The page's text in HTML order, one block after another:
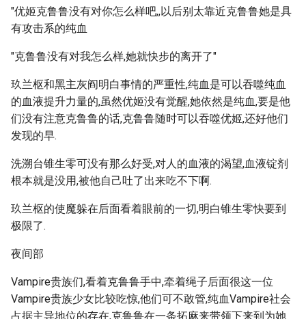
"优姬克鲁鲁没有对你怎么样吧,,以后别太靠近克鲁鲁她是具
有攻击系的纯血
"克鲁鲁没有对我怎么样,她就快步的离开了"
玖兰枢和黑主灰阎明白事情的严重性,纯血是可以吞噬纯血
的血液提升力量的,虽然优姬没有觉醒,她依然是纯血,要是他
们没有注意克鲁鲁的话,克鲁鲁随时可以吞噬优姬,还好他们
发现的早.
洗溯台锥生零可没有那么好受,对人的血液的渴望,血液锭剂
根本就是没用,被他自己吐了出来吃不下啊.
玖兰枢的使魔躲在后面看着眼前的一切,明白锥生零快要到
极限了.
夜间部
Vampire贵族们,看着克鲁鲁手中,牵着绳子后面很这一位
Vampire贵族少女比较吃惊,他们可不敢管,纯血Vampire社会
占据主导地位的存在,克鲁鲁在一条拓麻来带领下来到为她